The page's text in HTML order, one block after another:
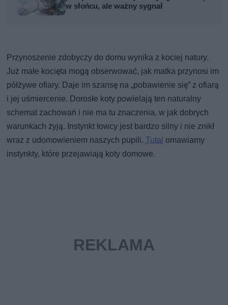
w słońcu, ale ważny sygnał
Przynoszenie zdobyczy do domu wynika z kociej natury.
Już małe kocięta mogą obserwować, jak matka przynosi im
półżywe ofiary. Daje im szansę na „pobawienie się” z ofiarą
i jej uśmiercenie. Dorosłe koty powielają ten naturalny
schemat zachowań i nie ma tu znaczenia, w jak dobrych
warunkach żyją. Instynkt łowcy jest bardzo silny i nie znikł
wraz z udomowieniem naszych pupili.Tutaj omawiamy
instynkty, które przejawiają koty domowe.